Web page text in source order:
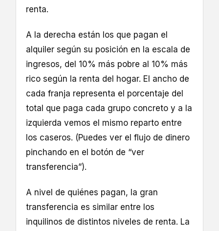
renta.
A la derecha están los que pagan el
alquiler según su posición en la escala de
ingresos, del 10% más pobre al 10% más
rico según la renta del hogar. El ancho de
cada franja representa el porcentaje del
total que paga cada grupo concreto y a la
izquierda vemos el mismo reparto entre
los caseros. (Puedes ver el flujo de dinero
pinchando en el botón de “ver
transferencia”).
A nivel de quiénes pagan, la gran
transferencia es similar entre los
inquilinos de distintos niveles de renta. La